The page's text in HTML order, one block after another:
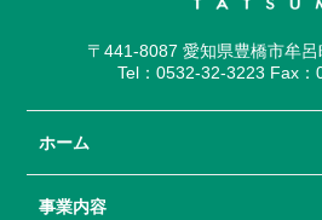
〒441-8087 愛知県豊橋市牟
Tel：0532-32-3223 Fax：
ホーム
事業内容